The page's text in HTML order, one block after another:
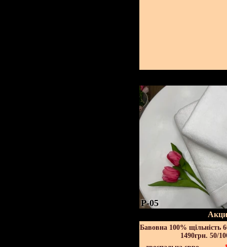
P-05
Бавовна 100% щільність
1490грн. 50/